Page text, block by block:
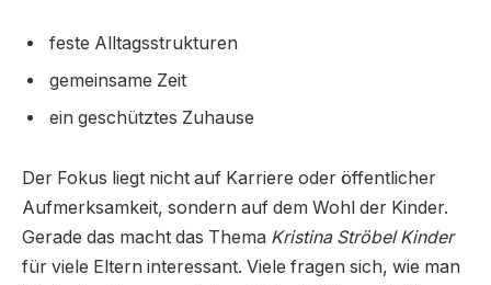
feste Alltagsstrukturen
gemeinsame Zeit
ein geschütztes Zuhause
Der Fokus liegt nicht auf Karriere oder öffentlicher
Aufmerksamkeit, sondern auf dem Wohl der Kinder.
Gerade das macht das Thema Kristina Ströbel Kinder
für viele Eltern interessant. Viele fragen sich, wie man